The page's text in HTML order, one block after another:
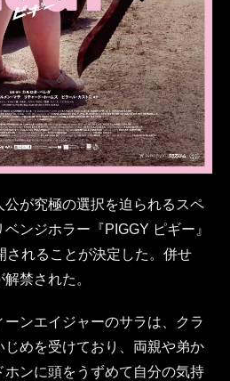
が究極の選択を迫られるスペ
ンジホラー『PIGGY ピギー』
されることが決定した。併せ
禁された。
ンエイジャーのサラは、クラ
じめを受けており、両親や弟か
ホンに頭をうずめて自分の気持